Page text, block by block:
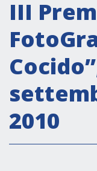
Segreteria
Segreteria
Segreteria
Forum PMI
Rete per la
genere
III
2010